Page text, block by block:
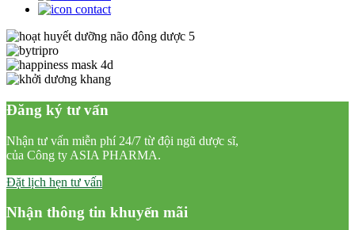
Đăng ký tư vấn
Nhận tư vấn miễn phí 24/7 từ đội ngũ dược sĩ,
của Công ty ASIA PHARMA.
Đặt lịch hẹn tư vấn
Nhận thông tin khuyến mãi